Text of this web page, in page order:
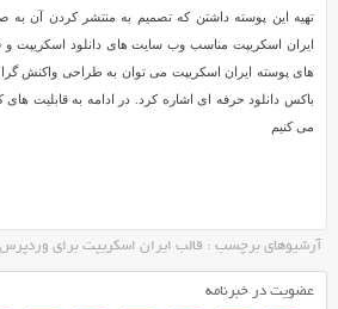
تهیه این پوسته داشتن که تصمیم به منتشر کردن آن به
ایران اسکریپت مناسب وب سایت های دانلود اسکریپت
های پوسته ایران اسکریپت می توان به طراحی واکنش گرا ,
باکس دانلود حرفه ای اشاره کرد. در ادامه به قابلیت
می کنیم
آرشیوهای برچسب : قالب ایران اسکریپت برای وردپرس
عضویت در خبرنامه